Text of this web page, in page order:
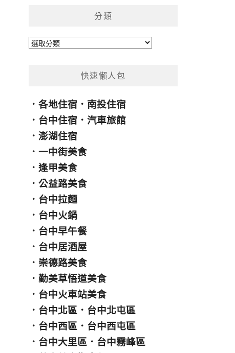
分類
分
快速懶人包
．各地住宿 ． 南投住宿
． 台中住宿 ．汽車旅館
．澎湖住宿
．一中街美食
．逢甲美食
．公益路美食
． 台中拉麵
． 台中火鍋
． 台中早午餐
． 台中居酒屋
． 崇德路美食
．勤美草悟道美食
． 台中火車站美食
． 台中北區 ． 台中北屯區
． 台中西區 ． 台中西屯區
． 台中大里區 ． 台中霧峰區